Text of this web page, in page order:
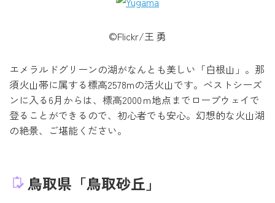
©Flickr/王 勇
エメラルドグリーンの湖がなんとも美しい「白根山」。那
須火山帯に属する標高2578mの活火山です。ベストシーズ
ンに入る6月からは、標高2000ｍ地点までロープウェイで
登ることができるので、初心者でも安心。幻想的な火山湖
の絶景、ご堪能ください。
鳥取県「鳥取砂丘」